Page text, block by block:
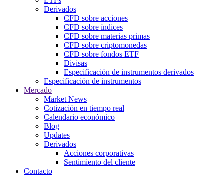
Derivados
CFD sobre acciones
CFD sobre índices
CFD sobre materias primas
CFD sobre criptomonedas
CFD sobre fondos ETF
Divisas
Especificación de instrumentos derivados
Especificación de instrumentos
Mercado
Market News
Cotización en tiempo real
Calendario económico
Blog
Updates
Derivados
Acciones corporativas
Sentimiento del cliente
Contacto